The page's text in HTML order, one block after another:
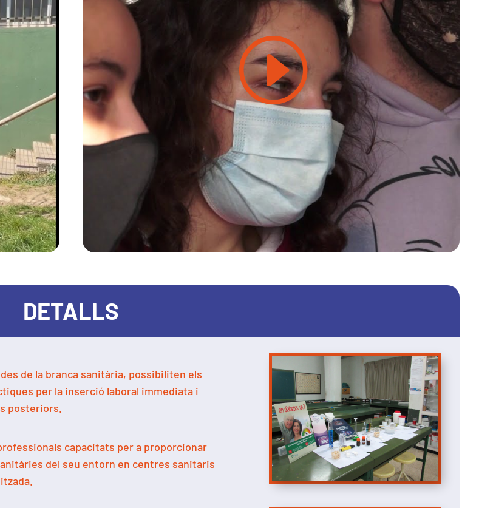
Feu clic per acceptar màrqueting galetes
i activar aquest contingut
DETALLS
de la branca sanitària, possibiliten els
per la inserció laboral immediata i
posteriors.
capacitats per a proporcionar
del seu entorn en centres sanitaris